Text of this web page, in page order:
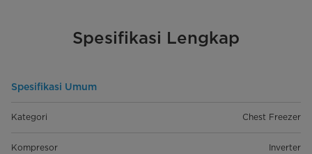
Spesifikasi Lengkap
Spesifikasi Umum
Kategori Chest Freezer
Kompresor Inverter